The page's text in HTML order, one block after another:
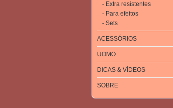
- Extra resistentes
- Para efeitos
- Sets
ACESSÓRIOS
UOMO
DICAS & VÍDEOS
SOBRE